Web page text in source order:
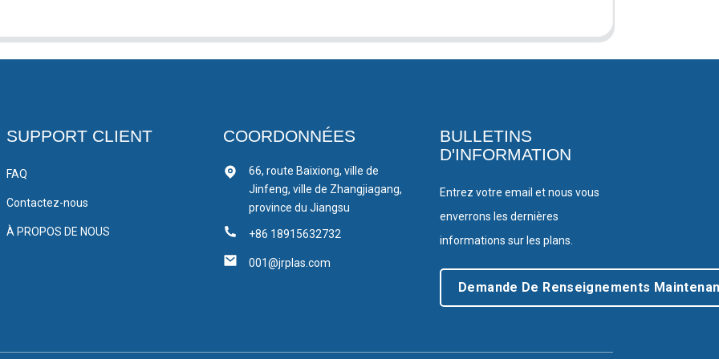
SUPPORT CLIENT
FAQ
Contactez-nous
À PROPOS DE NOUS
COORDONNÉES
66, route Baixiong, ville de
Jinfeng, ville de Zhangjiagang,
province du Jiangsu
+86 18915632732
001@jrplas.com
BULLETINS
D'INFORMATION
Entrez votre email et nous vous
enverrons les dernières
informations sur les plans.
Demande De Renseignements